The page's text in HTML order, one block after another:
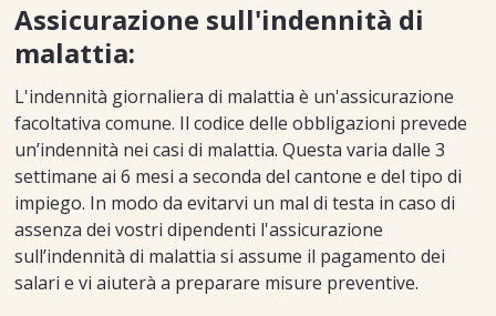
Assicurazione sull'indennità di
malattia:
L'indennità giornaliera di malattia è un'assicurazione
facoltativa comune. Il codice delle obbligazioni prevede
un’indennità nei casi di malattia. Questa varia dalle 3
settimane ai 6 mesi a seconda del cantone e del tipo di
impiego. In modo da evitarvi un mal di testa in caso di
assenza dei vostri dipendenti l'assicurazione
sull’indennità di malattia si assume il pagamento dei
salari e vi aiuterà a preparare misure preventive.